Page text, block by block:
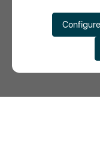
Configure